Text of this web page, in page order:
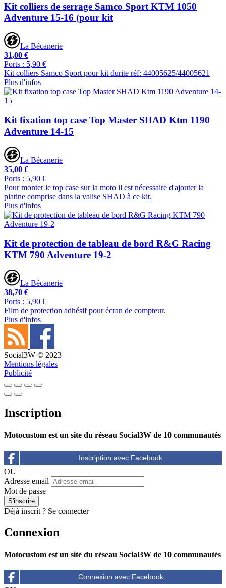
Kit colliers de serrage Samco Sport KTM 1050
Adventure 15-16 (pour kit
La Bécanerie
31,00 €
Ports : 5,90 €
Kit colliers Samco Sport pour kit durite réf: 44005625/44005621
Plus d'infos
Kit fixation top case Top Master SHAD Ktm 1190
Adventure 14-15
La Bécanerie
35,00 €
Ports : 5,90 €
Pour monter le top case sur la moto il est nécessaire d'ajouter la
platine comprise dans la valise SHAD à ce kit.
Plus d'infos
Kit de protection de tableau de bord R&G Racing
KTM 790 Adventure 19-2
La Bécanerie
38,70 €
Ports : 5,90 €
Film de protection adhésif pour écran de compteur.
Plus d'infos
Social3W © 2023
Mentions légales
Publicité
Inscription
Motocustom est un site du réseau Social3W de 10 communautés
OU
Adresse email
Mot de passe
Déjà inscrit ? Se connecter
Connexion
Motocustom est un site du réseau Social3W de 10 communautés